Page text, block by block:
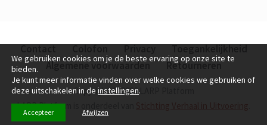
Algemene voorwaarden
Retourneren
Copyright © 2026 LARP Platform
LARP Platform is onderdeel van
We gebruiken cookies om je de beste ervaring op onze site te
bieden.
Je kunt meer informatie vinden over welke cookies we gebruiken of
deze uitschakelen in de instellingen.
Accepteer Afwijzen